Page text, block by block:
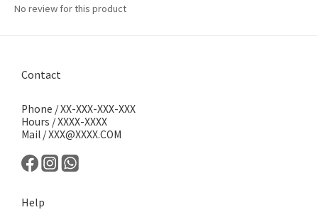
No review for this product
Contact
Phone / XX-XXX-XXX-XXX
Hours / XXXX-XXXX
Mail / XXX@XXXX.COM
Help